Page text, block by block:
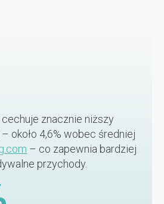
znacznie niższy
około 4,6% wobec średniej
– co zapewnia bardziej
przychody.